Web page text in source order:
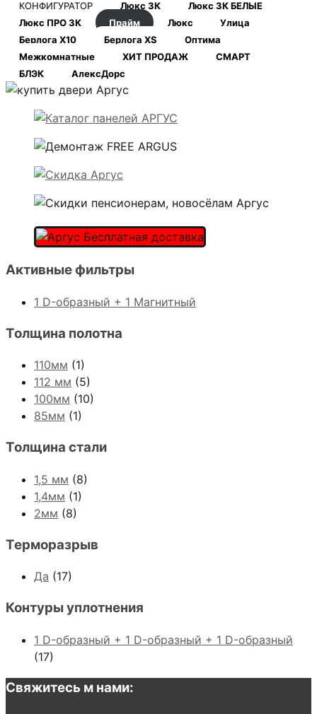
КОНФИГУРАТОР Люкс 3К
Люкс 3К БЕЛЫЕ
Люкс ПРО 3К
Прайм Люкс
Улица
Берлога Х10
Берлога XS
Оптима
Межкомнатные
ХИТ ПРОДАЖ
СМАРТ
БЛЭК
АлексДорс
Активные фильтры
1 D-образный + 1 Магнитный
Толщина полотна
110мм (1)
112 мм (5)
100мм (10)
85мм (1)
Толщина стали
1,5 мм (8)
1,4мм (1)
2мм (8)
Терморазрыв
Да (17)
Контуры уплотнения
1 D-образный + 1 D-образный + 1 D-образный
(17)
Свяжитесь м нами: